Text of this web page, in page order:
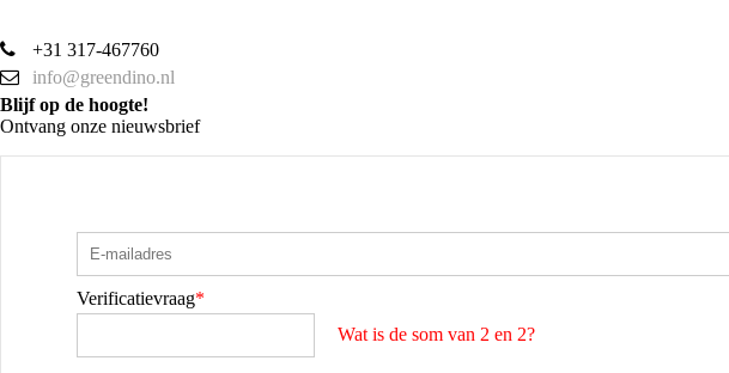
+31 317-467760
info@greendino.nl
Blijf op de hoogte!
Ontvang onze nieuwsbrief
Verificatievraag*
Wat is de som van 2 en 2?